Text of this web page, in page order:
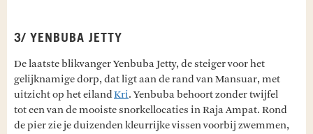
3/ YENBUBA JETTY
De laatste blikvanger Yenbuba Jetty, de steiger voor het
gelijknamige dorp, dat ligt aan de rand van Mansuar, met
uitzicht op het eilandKri. Yenbuba behoort zonder twijfel
tot een van de mooiste snorkellocaties in Raja Ampat. Rond
de pier zie je duizenden kleurrijke vissen voorbij zwemmen,